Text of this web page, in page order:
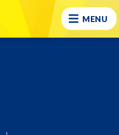
MENU